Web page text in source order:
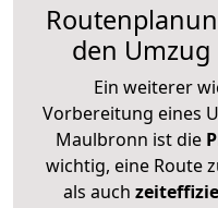
den
Ein weiterer
Vorbereitung eines
Maulbronn ist die
wichtig, eine Route
als auch